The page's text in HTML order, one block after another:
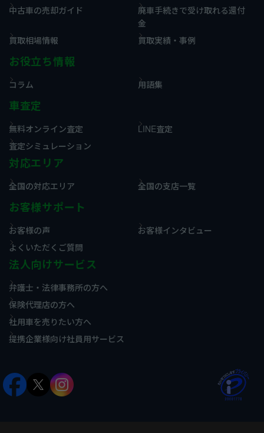
中古車の売却ガイド
廃車手続きで受け取れる還付
金
買取相場情報
買取実績・事例
お役立ち情報
コラム 用語集
車査定
無料オンライン査定
LINE査定
査定シミュレーション
対応エリア
全国の対応エリア 全国の支店一覧
お客様サポート
お客様の声
お客様インタビュー
よくいただくご質問
法人向けサービス
弁護士・法律事務所の方へ
保険代理店の方へ
社用車を売りたい方へ
提携企業様向け社員用サービス